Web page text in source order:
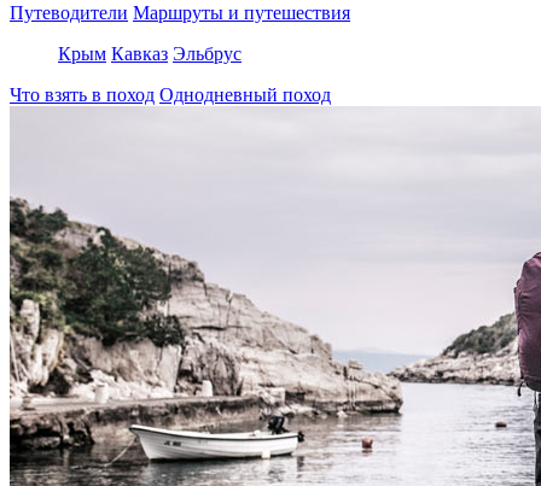
Путеводители Маршруты и путешествия
Крым Кавказ Эльбрус
Что взять в поход Однодневный поход